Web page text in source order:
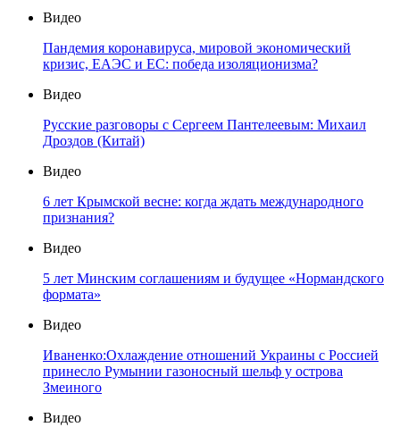
Видео
Пандемия коронавируса, мировой экономический
кризис, ЕАЭС и ЕС: победа изоляционизма?
Видео
Русские разговоры с Сергеем Пантелеевым: Михаил
Дроздов (Китай)
Видео
6 лет Крымской весне: когда ждать международного
признания?
Видео
5 лет Минским соглашениям и будущее «Нормандского
формата»
Видео
Иваненко:Охлаждение отношений Украины с Россией
принесло Румынии газоносный шельф у острова
Змеиного
Видео